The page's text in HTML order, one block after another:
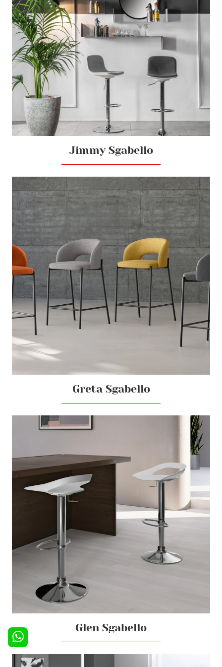
Jimmy Sgabello
Greta Sgabello
Glen Sgabello